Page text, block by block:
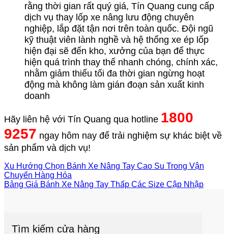
rằng thời gian rất quý giá, Tín Quang cung cấp
dịch vụ thay lốp xe nâng lưu động chuyên
nghiệp, lắp đặt tận nơi trên toàn quốc. Đội ngũ
kỹ thuật viên lành nghề và hệ thống xe ép lốp
hiện đại sẽ đến kho, xưởng của bạn để thực
hiện quá trình thay thế nhanh chóng, chính xác,
nhằm giảm thiểu tối đa thời gian ngừng hoạt
động mà không làm gián đoạn sản xuất kinh
doanh
Hãy liên hệ với Tín Quang qua hotline 1800
9257 ngay hôm nay để trải nghiệm sự khác biệt về
sản phẩm và dịch vụ!
Xu Hướng Chọn Bánh Xe Nâng Tay Cao Su Trong Vận
Chuyển Hàng Hóa
Bảng Giá Bánh Xe Nâng Tay Thấp Các Size Cập Nhập
Tìm kiếm cửa hàng